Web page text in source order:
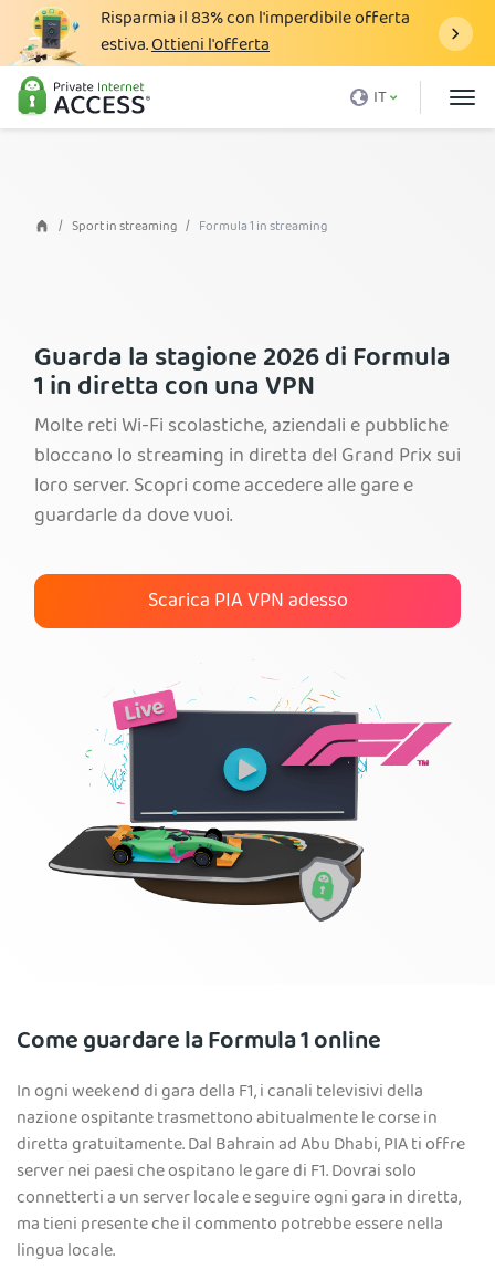
Risparmia il83%con l'imperdibile offerta
estiva.Ottieni l'offerta
IT
Cos'è una VPN
Perché PIA
Vantaggi VPN
Blog
Assistenza
Accedi
Sport in streaming Formula 1 in streaming
Guarda la stagione 2026 di Formula
1 in diretta con una VPN
Molte reti Wi-Fi scolastiche, aziendali e pubbliche
bloccano lo streaming in diretta del Grand Prix sui
loro server. Scopri come accedere alle gare e
guardarle da dove vuoi.
Scarica PIA VPN adesso
Come guardare la Formula 1 online
In ogni weekend di gara della F1, i canali televisivi della
nazione ospitante trasmettono abitualmente le corse in
diretta gratuitamente. Dal Bahrain ad Abu Dhabi, PIA ti offre
server nei paesi che ospitano le gare di F1. Dovrai solo
connetterti a un server locale e seguire ogni gara in diretta,
ma tieni presente che il commento potrebbe essere nella
lingua locale.